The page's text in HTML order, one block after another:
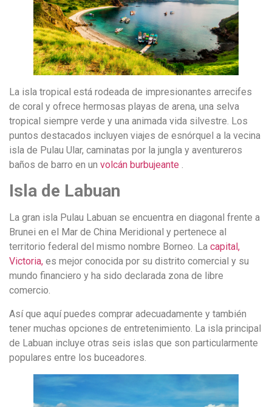
La isla tropical está rodeada de impresionantes arrecifes
de coral y ofrece hermosas playas de arena, una selva
tropical siempre verde y una animada vida silvestre. Los
puntos destacados incluyen viajes de esnórquel a la vecina
isla de Pulau Ular, caminatas por la jungla y aventureros
baños de barro en un volcán burbujeante
Isla de Labuan
La gran isla Pulau Labuan se encuentra en diagonal frente a
Brunei en el Mar de China Meridional y pertenece al
territorio federal del mismo nombre Borneo. La capital,
Victoria, es mejor conocida por su distrito comercial y su
mundo financiero y ha sido declarada zona de libre
comercio.
Así que aquí puedes comprar adecuadamente y también
tener muchas opciones de entretenimiento. La isla principal
de Labuan incluye otras seis islas que son particularmente
populares entre los buceadores.